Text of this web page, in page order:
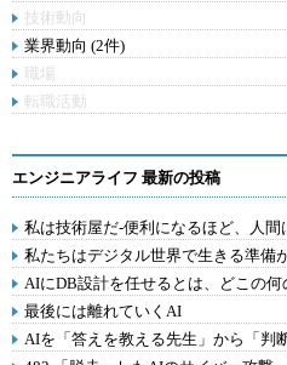
技術動向
業界動向 (2件)
職場
転職活動
エンジニアライフ 最新の投稿
私は技術屋だ-便利になるほど、人間
私たちはデジタル世界で生きる準備
AIにDB設計を任せるとは、どこの何
最後には離れていくAI
AIを「答えを教える先生」から「判